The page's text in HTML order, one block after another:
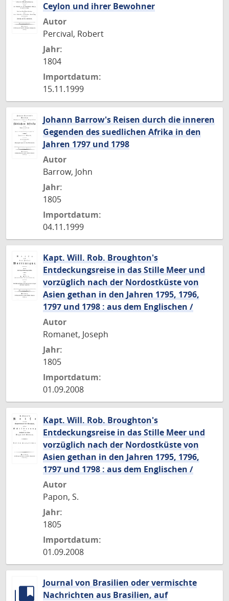
Ceylon und ihrer Bewohner
Autor
Percival, Robert
Jahr:
1804
Importdatum:
15.11.1999
Johann Barrow's Reisen durch die inneren
Gegenden des suedlichen Afrika in den
Jahren 1797 und 1798
Autor
Barrow, John
Jahr:
1805
Importdatum:
04.11.1999
Kapt. Will. Rob. Broughton's
Entdeckungsreise in das Stille Meer und
vorzüglich nach der Nordostküste von
Asien gethan in den Jahren 1795, 1796,
1797 und 1798 : aus dem Englischen /
Autor
Romanet, Joseph
Jahr:
1805
Importdatum:
01.09.2008
Kapt. Will. Rob. Broughton's
Entdeckungsreise in das Stille Meer und
vorzüglich nach der Nordostküste von
Asien gethan in den Jahren 1795, 1796,
1797 und 1798 : aus dem Englischen /
Autor
Papon, S.
Jahr:
1805
Importdatum:
01.09.2008
Journal von Brasilien oder vermischte
Nachrichten aus Brasilien, auf